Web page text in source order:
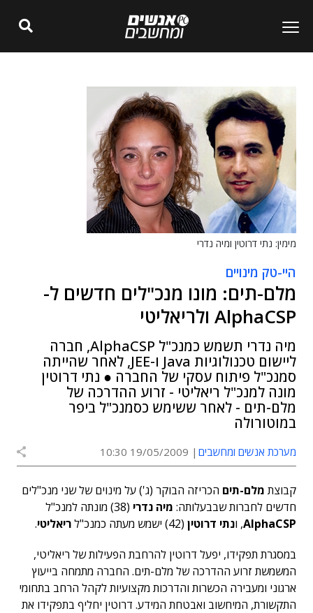
מימין: נתי דרוטין ומיה נדרי
היי-טק מינויים
מלם-תים: מונו מנכ"לים חדשים ל-
AlphaCSP ולריאליטי
מיה נדרי תשמש כמנכ"ל AlphaCSP, חברה
ליישום טכנולוגיות Java ו-JEE, לאחר שהייתה
סמנכ"ל פיתוח עסקי של החברה ● נתי דרוטין
מונה למנכ"ל ריאליטי - זרוע ההדרכה של
מלם-תים - לאחר ששימש כסמנכ"ל ביפר
במוטורולה
מערכת אנשים ומחשבים 19/05/2009 10:30
קבוצת מלם-תים הכריזה הבוקר (ג') על מינוים של שני מנכ"לים
חדשים לחברות שבבעלותה: מיה נדרי (38) מונתה למנכ"ל
AlphaCSP, ונתי דרוטין (42) ישמש מעתה כמנכ"ל ריאליטי.
במסגרת תפקידו, יפעל דרוטין להרחבת הפעילות של ריאליטי,
המשמשת זרוע ההדרכה של מלם-תים. החברה מתמחה בייעוץ
ארגוני ומעבירה הכשרות והדרכות מקצועיות לקהל הרחב בתחומי
התקשורת, המיחשוב ואבטחת המידע. דרוטין יחליף בתפקידו את